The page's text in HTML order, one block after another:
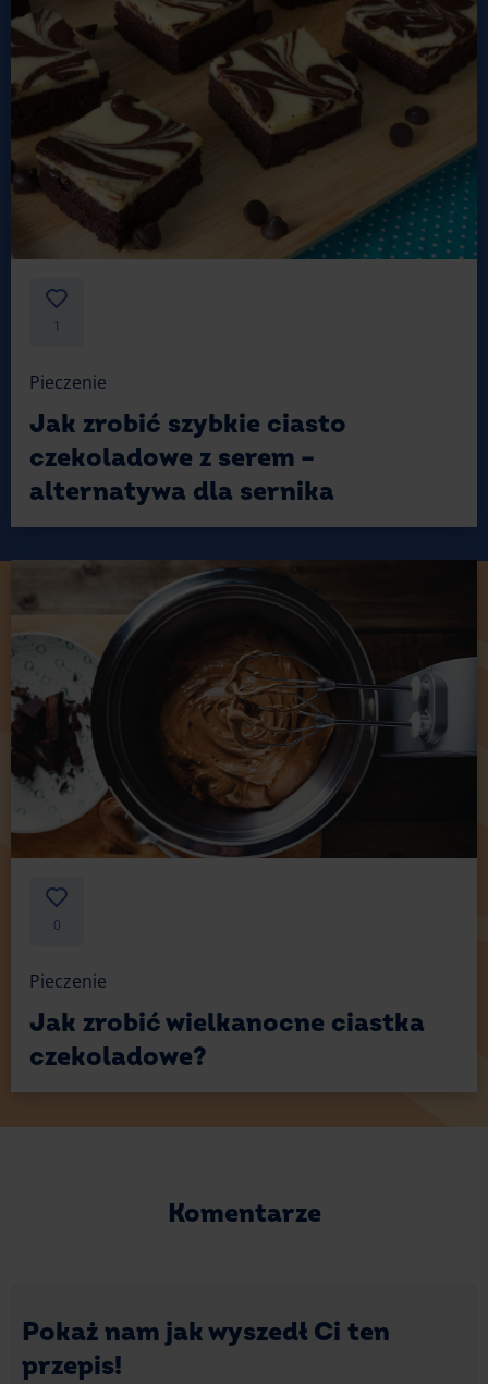
By zrobić pyszny sernik królewski, potrzeba trochę
cierpliwości, która zostanie wynagrodzona w postaci
doskonałego smaku. Nie wahaj się
eksperymentować i próbować nowych dodatków.
Twoje ciasto będzie doskonałą i smaczną ozdobą
stołu.
1
Pieczenie
Jak zrobić szybkie ciasto
czekoladowe z serem –
alternatywa dla sernika
0
Pieczenie
Jak zrobić wielkanocne ciastka
czekoladowe?
Komentarze
Pokaż nam jak wyszedł Ci ten
przepis!